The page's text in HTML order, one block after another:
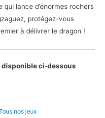
lance d’énormes rochers
protégez-vous
à délivrer le dragon !
disponible ci-dessous
nos jeux